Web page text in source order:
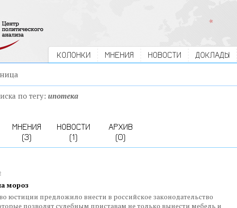
КОЛОНКИ МНЕНИЯ НОВОСТИ ДОКЛАДЫ
по тегу: ипотека
МНЕНИЯ
(3)
НОВОСТИ
(1)
АРХИВ
(0)
мороз
юстиции предложило внести в российское законодательство
позволят судебным приставам не только вынести мебель и